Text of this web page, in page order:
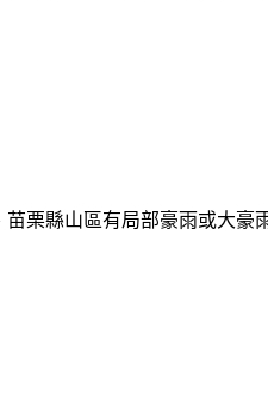
栗縣山區有局部豪雨或大